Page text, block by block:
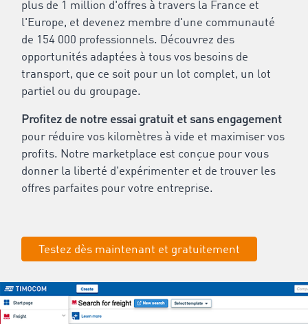
plus de 1 million d'offres à travers la France et
l'Europe, et devenez membre d'une communauté
de 154 000 professionnels. Découvrez des
opportunités adaptées à tous vos besoins de
transport, que ce soit pour un lot complet, un lot
partiel ou du groupage.
Profitez de notre essai gratuit et sans engagement
pour réduire vos kilomètres à vide et maximiser vos
profits. Notre marketplace est conçue pour vous
donner la liberté d'expérimenter et de trouver les
offres parfaites pour votre entreprise.
Testez dès maintenant et gratuitement